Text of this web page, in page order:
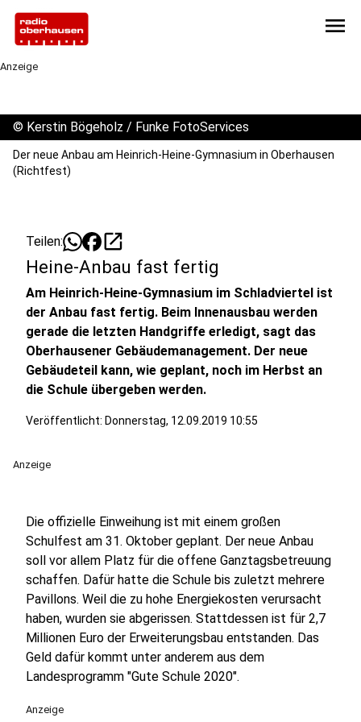
menu
Anzeige
© Kerstin Bögeholz / Funke FotoServices
Der neue Anbau am Heinrich-Heine-Gymnasium in Oberhausen
(Richtfest)
Teilen: open_in_new
Heine-Anbau fast fertig
Am Heinrich-Heine-Gymnasium im Schladviertel ist
der Anbau fast fertig. Beim Innenausbau werden
gerade die letzten Handgriffe erledigt, sagt das
Oberhausener Gebäudemanagement. Der neue
Gebäudeteil kann, wie geplant, noch im Herbst an
die Schule übergeben werden.
Veröffentlicht: Donnerstag, 12.09.2019 10:55
Anzeige
Die offizielle Einweihung ist mit einem großen
Schulfest am 31. Oktober geplant. Der neue Anbau
soll vor allem Platz für die offene Ganztagsbetreuung
schaffen. Dafür hatte die Schule bis zuletzt mehrere
Pavillons. Weil die zu hohe Energiekosten verursacht
haben, wurden sie abgerissen. Stattdessen ist für 2,7
Millionen Euro der Erweiterungsbau entstanden. Das
Geld dafür kommt unter anderem aus dem
Landesprogramm "Gute Schule 2020".
Anzeige